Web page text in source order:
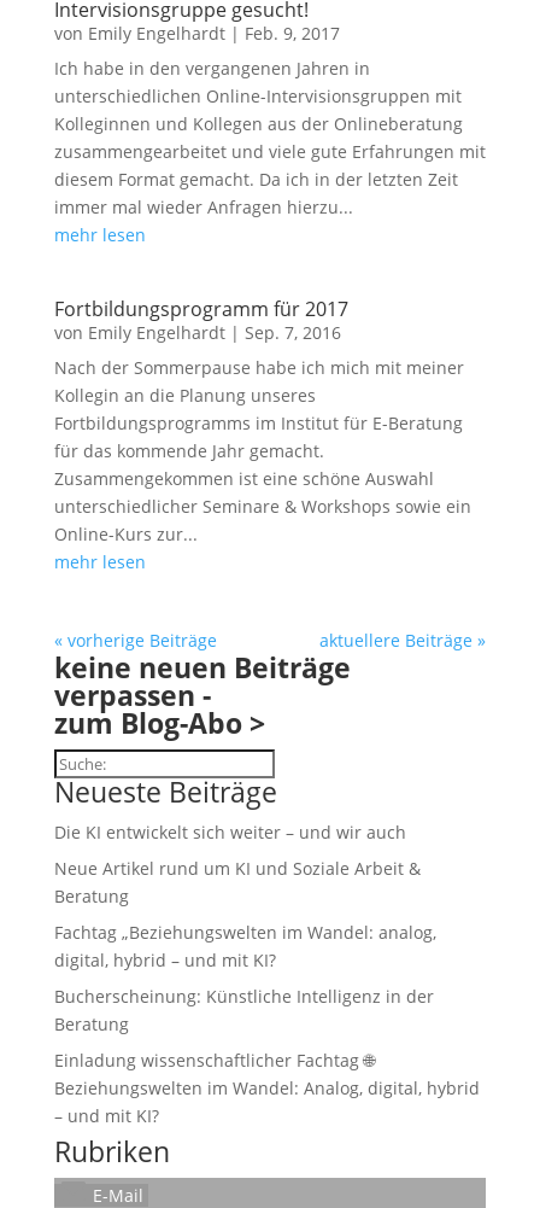
Intervisionsgruppe gesucht!
von Emily Engelhardt| Feb. 9, 2017
Ich habe in den vergangenen Jahren in
unterschiedlichen Online-Intervisionsgruppen mit
Kolleginnen und Kollegen aus der Onlineberatung
zusammengearbeitet und viele gute Erfahrungen mit
diesem Format gemacht. Da ich in der letzten Zeit
immer mal wieder Anfragen hierzu...
mehr lesen
Fortbildungsprogramm für 2017
von Emily Engelhardt| Sep. 7, 2016
Nach der Sommerpause habe ich mich mit meiner
Kollegin an die Planung unseres
Fortbildungsprogramms im Institut für E-Beratung
für das kommende Jahr gemacht.
Zusammengekommen ist eine schöne Auswahl
unterschiedlicher Seminare & Workshops sowie ein
Online-Kurs zur...
mehr lesen
« vorherige Beiträge aktuellere Beiträge »
keine neuen Beiträge
verpassen -
zum Blog-Abo >
Suchen
Neueste Beiträge
Die KI entwickelt sich weiter – und wir auch
Neue Artikel rund um KI und Soziale Arbeit &
Beratung
Fachtag „Beziehungswelten im Wandel: analog,
digital, hybrid – und mit KI?
Bucherscheinung: Künstliche Intelligenz in der
Beratung
Einladung wissenschaftlicher Fachtag 🌐
Beziehungswelten im Wandel: Analog, digital, hybrid
– und mit KI?
Rubriken
E-Mail